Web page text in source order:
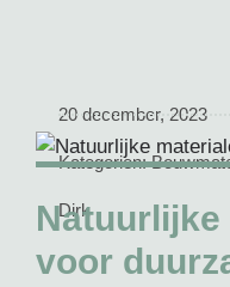
20 december, 2023
Kategorien:
Dirk
voor